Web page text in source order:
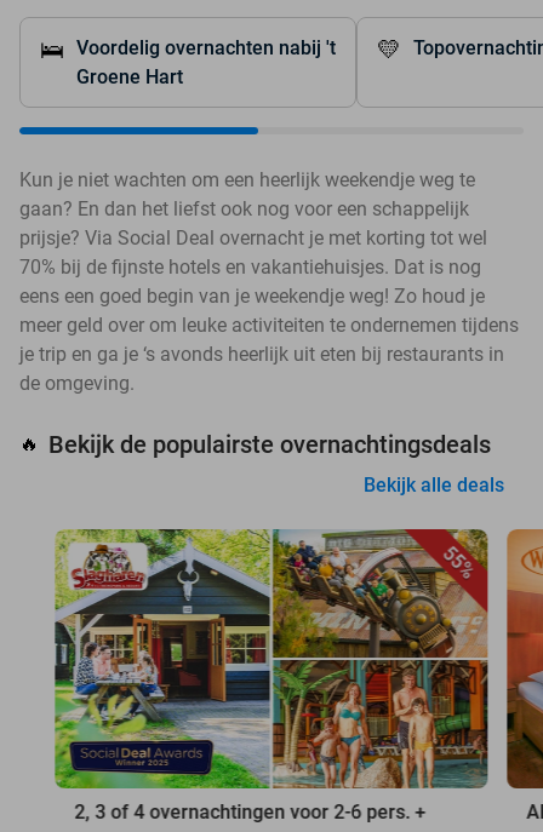
🛌 Voordelig overnachten nabij 't
Groene Hart
💛
Kun je niet wachten om een heerlijk weekendje weg te
gaan? En dan het liefst ook nog voor een schappelijk
prijsje? Via Social Deal overnacht je met korting tot wel
70% bij de fijnste hotels en vakantiehuisjes. Dat is nog
eens een goed begin van je weekendje weg! Zo houd je
meer geld over om leuke activiteiten te ondernemen tijdens
je trip en ga je ‘s avonds heerlijk uit eten bij restaurants in
de omgeving.
🔥 Bekijk de populairste overnachtingsdeals
Bekijk alle deals
55%
2, 3 of 4 overnachtingen voor 2-6 pers. +